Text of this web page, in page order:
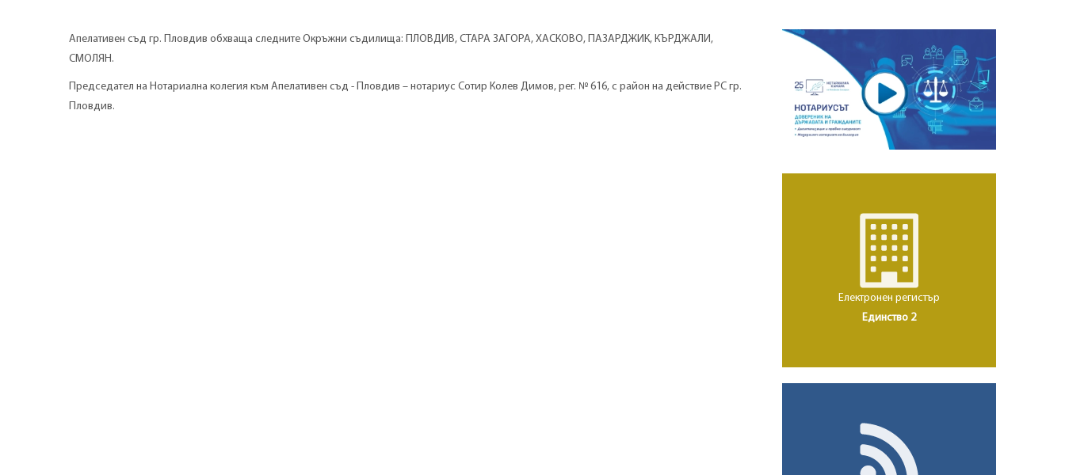
Апелативен съд гр. Пловдив обхваща следните Окръжни съдилища: ПЛОВДИВ, СТАРА ЗАГОРА, ХАСКОВО, ПАЗАРДЖИК, КЪРДЖАЛИ,
СМОЛЯН.
Председател на Нотариална колегия към Апелативен съд - Пловдив – нотариус Сотир Колев Димов, рег. № 616, с район на действие РС гр.
Пловдив.
Електронен регистър
Единство 2